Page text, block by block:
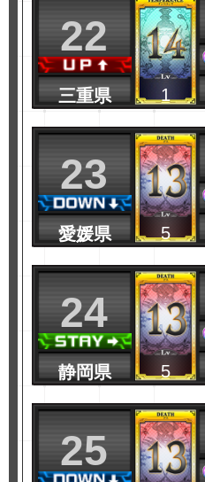
22
三重県 1
23
愛媛県 5
24
静岡県 5
25